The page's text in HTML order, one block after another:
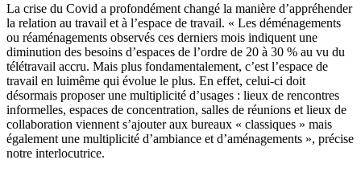
La crise du Covid a profondément changé la manière d’appréhender
la relation au travail et à l’espace de travail. « Les déménagements
ou réaménagements observés ces derniers mois indiquent une
diminution des besoins d’espaces de l’ordre de 20 à 30 % au vu du
télétravail accru. Mais plus fondamentalement, c’est l’espace de
travail en luimême qui évolue le plus. En effet, celui-ci doit
désormais proposer une multiplicité d’usages : lieux de rencontres
informelles, espaces de concentration, salles de réunions et lieux de
collaboration viennent s’ajouter aux bureaux « classiques » mais
également une multiplicité d’ambiance et d’aménagements », précise
notre interlocutrice.